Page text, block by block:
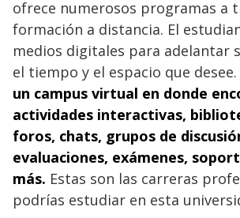
ofrece numerosos programas a
formación a distancia. El
medios digitales para adelantar
el tiempo y el espacio que desee.
un campus virtual en donde
actividades interactivas,
foros, chats, grupos de
evaluaciones, exámenes,
más. Estas son las carreras
podrías estudiar en esta